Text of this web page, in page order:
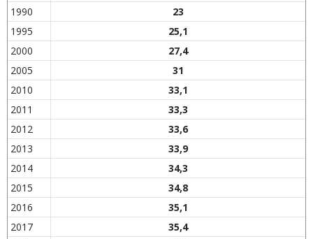
1990
23
1995
25,1
2000
27,4
2005
31
2010
33,1
2011
33,3
2012
33,6
2013
33,9
2014
34,3
2015
34,8
2016
35,1
2017
35,4